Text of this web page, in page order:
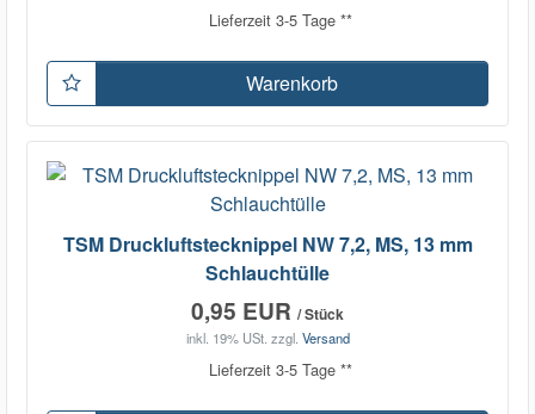
Lieferzeit 3-5 Tage **
Warenkorb
TSM Druckluftstecknippel NW 7,2, MS, 13 mm
Schlauchtülle
0,95 EUR / Stück
inkl. 19% USt. zzgl. Versand
Lieferzeit 3-5 Tage **